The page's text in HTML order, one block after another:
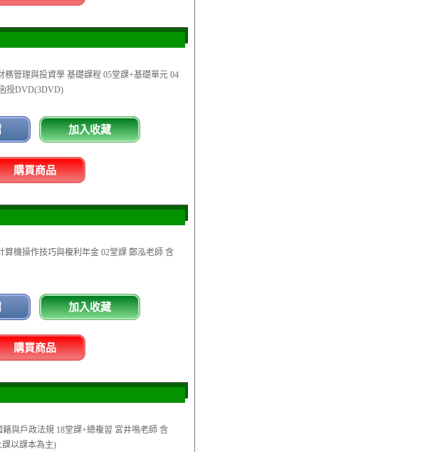
管理與投資學 基礎課程 05堂課+基礎單元 04
授DVD(3DVD)
加入收藏
購買商品
機操作技巧與複利年金 02堂課 鄭泓老師 含
加入收藏
購買商品
戶政法規 18堂課+總複習 宮井鳴老師 含
以課本為主)